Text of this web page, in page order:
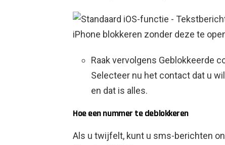
Raak vervolgens Geblokkeerde
Selecteer nu het contact dat u
en dat is alles.
Hoe een nummer te deblokkeren
Als u twijfelt, kunt u sms-berichten